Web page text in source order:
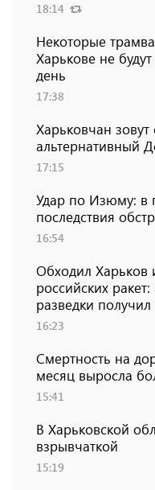
18:14
Некоторые
Харькове не
день
17:38
Харьковчан зовут
альтернативный
17:15
Удар по Изюму: в
последствия
16:54
Обходил Харьков
российских
разведки получил
16:23
Смертность на
месяц выросла
15:41
В Харьковской
взрывчаткой
15:19